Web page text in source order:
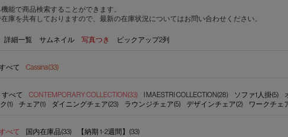
機能で商品検索することができます。
在庫を共有しておりますので、最新の在庫状況についてはお問い合わせください。
詳細一覧 サムネイル 写真つき ピックアップ2列
べて Cassina(33)
すべて CONTEMPORARY COLLECTION(33) I MAESTRI COLLECTION(28) ソファ1人掛(5)
(1) チェア(1) ダイニングチェア(23) ラウンジチェア(5) デザインチェア(2) ワークチェ
べて 国内在庫品(33) 【納期 1-2週間】(33)